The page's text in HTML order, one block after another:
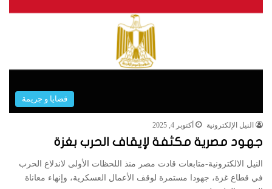
قضايا و جريمة
النيل الإلكترونية أكتوبر 4, 2025
جهود مصرية مكثفة لإيقاف الحرب بغزة
النيل الالكترونية-متابعات قادت مصر منذ اللحظات الأولى لاندلاع الحرب
في قطاع غزة، جهودا مستمرة لوقف الأعمال العسكرية، وإنهاء معاناة